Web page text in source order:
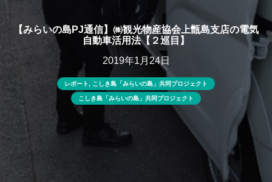
【みらいの島PJ通信】㈱観光物産協会上甑島支店の電気
自動車活用法【２巡目】
2019年1月24日
レポート, こしき島「みらいの島」共同プロジェクト
こしき島「みらいの島」共同プロジェクト